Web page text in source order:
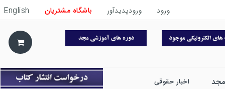
ورود ورودپدیدآور باشگاه مشتریان English
اخبار حقوقی